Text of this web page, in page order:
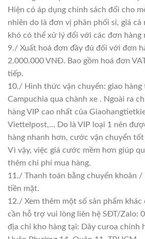
Hiện có áp dụng chính sách đổi cho
nhiên do là đơn vị phân phối sỉ, giá
khó có thể xử lý đổi với các đơn hàng
9./ Xuất hoá đơn đầy đủ đối với đơn
2.000.000 VNĐ. Bao gồm hoá đơn
tiếp.
10./ Hình thức vận chuyển: giao
Campuchia qua chành xe . Ngoài ra
hàng VIP cao nhất của
Viettelpost,… Do là VIP loại 1 nên
hàng nhanh hơn, cước vận chuyển
Vì vậy, việc giá cước mềm hơn giúp
thêm chi phí mua hàng.
11./ Thanh toán bằng chuyển khoản
tiền mặt.
12./ Xem thêm một số sản phẩm khác
cần hỗ trợ vui lòng liên hệ SĐT/Zalo:
địa chỉ kho hàng tại: Dây curoa chính